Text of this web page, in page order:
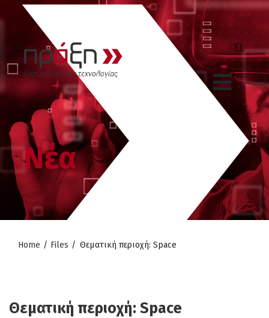
Νέα
Home / Files / Θεματική περιοχή: Space
Θεματική περιοχή: Space